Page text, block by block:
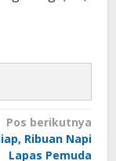
Pos berikutnya
Ribuan Napi
Lapas Pemuda